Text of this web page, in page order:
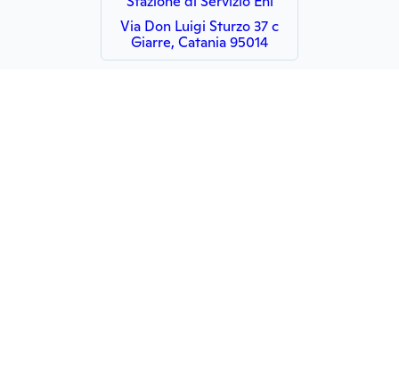
Via Don Luigi Sturzo 37 c
Giarre, Catania 95014